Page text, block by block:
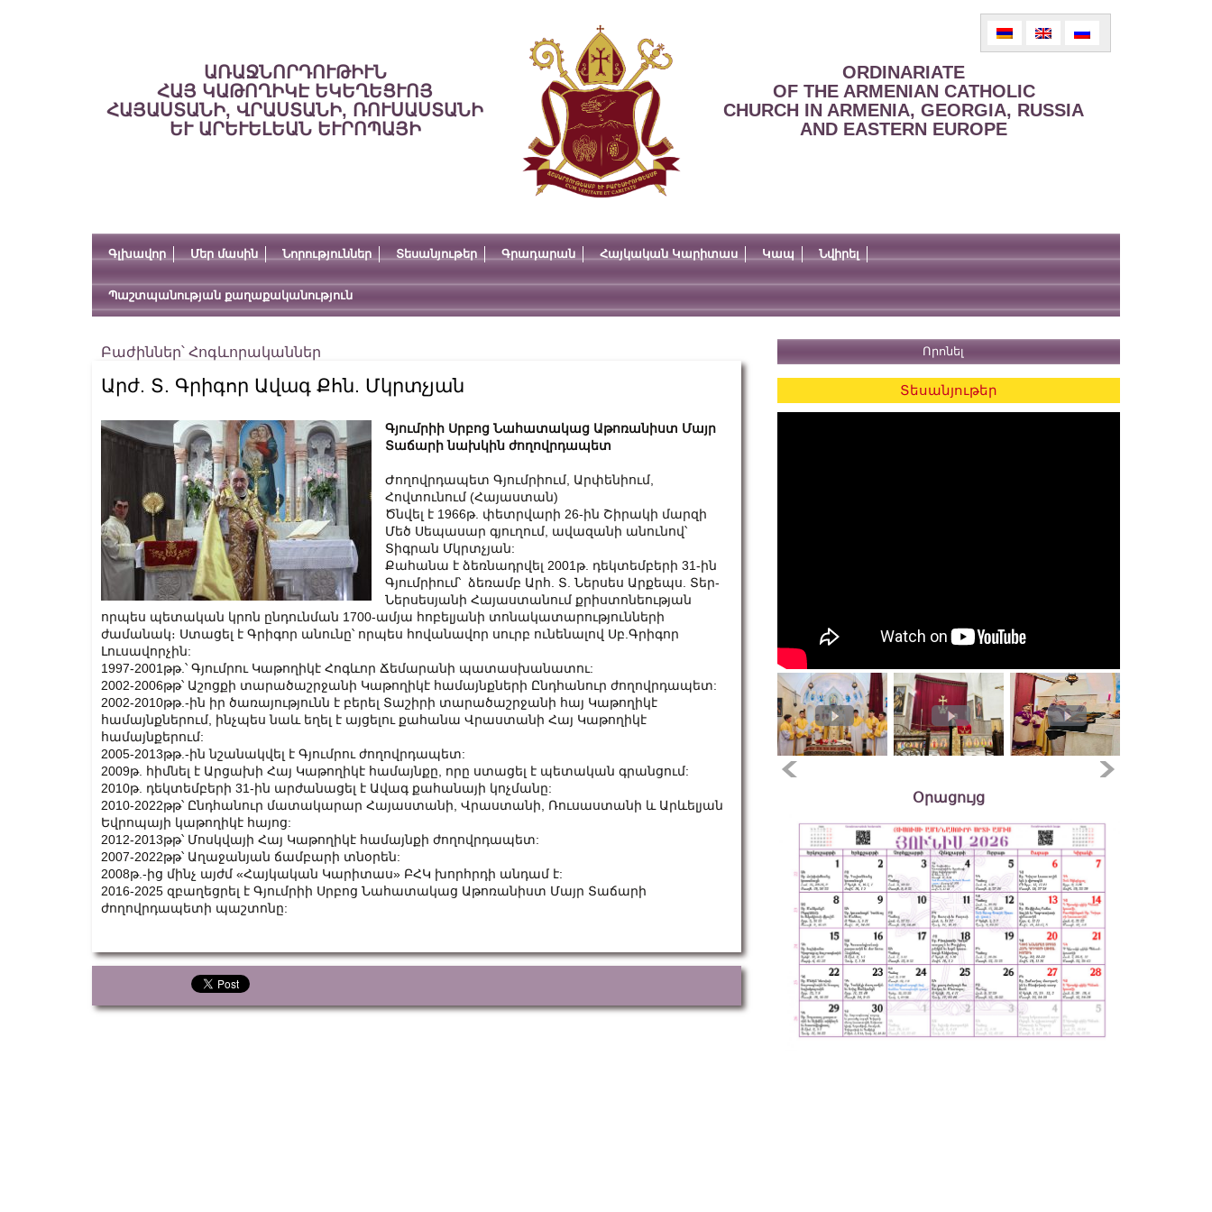
ԱՌԱՋՆՈՐԴՈՒԹԻՒՆ
ՀԱՅ ԿԱԹՈՂԻԿԷ ԵԿԵՂԵՑՒՈՅ
ՀԱՅԱՍՏԱՆԻ, ՎՐԱՍՏԱՆԻ, ՌՈՒՍԱՍՏԱՆԻ
ԵՒ ԱՐԵՒԵԼԵԱՆ ԵՒՐՈՊԱՅԻ
ORDINARIATE
OF THE ARMENIAN CATHOLIC
CHURCH IN ARMENIA, GEORGIA, RUSSIA
AND EASTERN EUROPE
Գլխավոր Մեր մասին Նորություններ Տեսանյութեր Գրադարան Հայկական Կարիտաս Կապ Նվիրել
Պաշտպանության քաղաքականություն
Բաժիններ՝ Հոգևորականներ
Արժ. Տ. Գրիգոր Ավագ Քհն. Մկրտչյան
Գյումրիի Սրբոց Նահատակաց Աթոռանիստ Մայր
Տաճարի նախկին ժողովրդապետ
Ժողովրդապետ Գյումրիում, Արփենիում,
Հովտունում (Հայաստան)
Ծնվել է 1966թ. փետրվարի 26-ին Շիրակի մարզի
Մեծ Սեպասար գյուղում, ավազանի անունով՝
Տիգրան Մկրտչյան:
Քահանա է ձեռնադրվել 2001թ. դեկտեմբերի 31-ին
Գյումրիում՝ ձեռամբ Արհ. Տ. Ներսես Արքեպս. Տեր-
Ներսեսյանի Հայաստանում քրիստոնեության
որպես պետական կրոն ընդունման 1700-ամյա հոբելյանի տոնակատարությունների
ժամանակ։ Ստացել է Գրիգոր անունը՝ որպես հովանավոր սուրբ ունենալով Սբ.Գրիգոր
Լուսավորչին:
1997-2001թթ.՝ Գյումրու Կաթողիկէ Հոգևոր Ճեմարանի պատասխանատու:
2002-2006թթ՝ Աշոցքի տարածաշրջանի Կաթողիկէ համայնքների Ընդհանուր ժողովրդապետ:
2002-2010թթ.-ին իր ծառայությունն է բերել Տաշիրի տարածաշրջանի հայ Կաթողիկէ
համայնքներում, ինչպես նաև եղել է այցելու քահանա Վրաստանի Հայ Կաթողիկէ
համայնքերում:
2005-2013թթ.-ին նշանակվել է Գյումրու ժողովրդապետ:
2009թ. հիմնել է Արցախի Հայ Կաթողիկէ համայնքը, որը ստացել է պետական գրանցում:
2010թ. դեկտեմբերի 31-ին արժանացել է Ավագ քահանայի կոչմանը:
2010-2022թթ՝ Ընդհանուր մատակարար Հայաստանի, Վրաստանի, Ռուսաստանի և Արևելյան
Եվրոպայի կաթողիկէ հայոց:
2012-2013թթ՝ Մոսկվայի Հայ Կաթողիկէ համայնքի ժողովրդապետ:
2007-2022թթ՝ Աղաջանյան ճամբարի տնօրեն:
2008թ.-ից մինչ այժմ «Հայկական Կարիտաս» ԲՀԿ խորհրդի անդամ է:
2016-2025 զբաղեցրել է Գյումրիի Սրբոց Նահատակաց Աթոռանիստ Մայր Տաճարի
ժողովրդապետի պաշտոնը:
Տեսանյութեր
Օրացույց